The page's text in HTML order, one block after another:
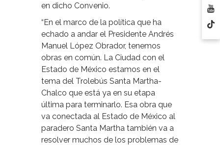
en dicho Convenio.
“En el marco de la política que ha
echado a andar el Presidente Andrés
Manuel López Obrador, tenemos
obras en común. La Ciudad con el
Estado de México estamos en el
tema del Trolebús Santa Martha-
Chalco que está ya en su etapa
última para terminarlo. Esa obra que
va conectada al Estado de México al
paradero Santa Martha también va a
resolver muchos de los problemas de